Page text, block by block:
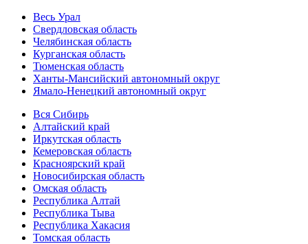
Весь Урал
Свердловская область
Челябинская область
Курганская область
Тюменская область
Ханты-Мансийский автономный округ
Ямало-Ненецкий автономный округ
Вся Сибирь
Алтайский край
Иркутская область
Кемеровская область
Красноярский край
Новосибирская область
Омская область
Республика Алтай
Республика Тыва
Республика Хакасия
Томская область